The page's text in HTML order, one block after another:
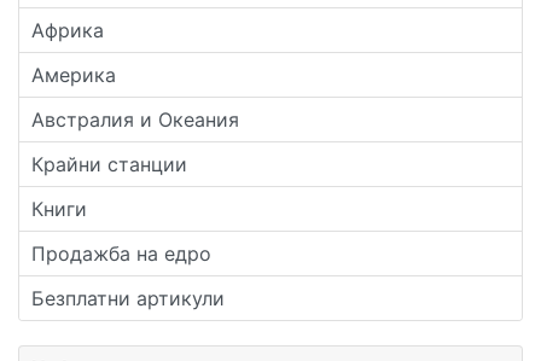
Африка
Америка
Австралия и Океания
Крайни станции
Книги
Продажба на едро
Безплатни артикули